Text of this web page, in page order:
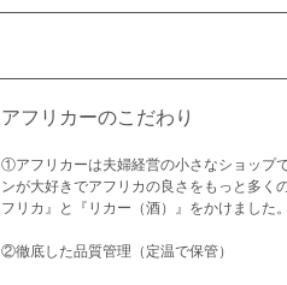
アフリカーのこだわり
①アフリカーは夫婦経営の小さなショップ
ンが大好きでアフリカの良さをもっと多く
フリカ』と『リカー（酒）』をかけました。
②徹底した品質管理（定温で保管）